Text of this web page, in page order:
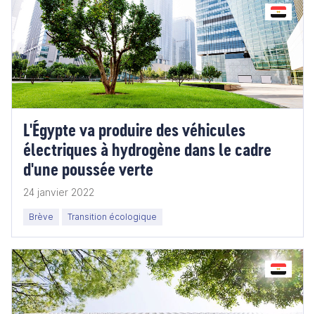
L'Égypte va produire des véhicules
électriques à hydrogène dans le cadre
d'une poussée verte
24 janvier 2022
Brève Transition écologique